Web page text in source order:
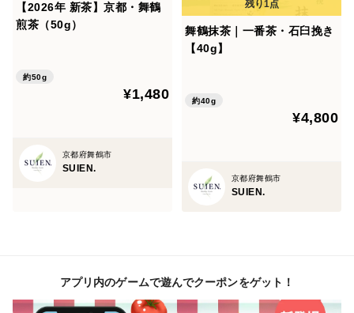
【2026年 新茶】京都・舞鶴
煎茶（50g）
約50g
¥1,480
京都府舞鶴市
SUIEN.
舞鶴抹茶｜一番茶・石臼挽き
【40g】
約40g
¥4,800
京都府舞鶴市
SUIEN.
アプリ内のゲームで遊んでクーポンをゲット！